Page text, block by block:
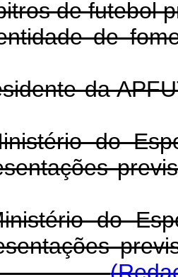
de futebol
de
da
do
do